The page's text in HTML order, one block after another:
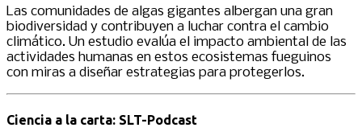
Las comunidades de algas gigantes albergan una gran
biodiversidad y contribuyen a luchar contra el cambio
climático. Un estudio evalúa el impacto ambiental de las
actividades humanas en estos ecosistemas fueguinos
con miras a diseñar estrategias para protegerlos.
Ciencia a la carta: SLT-Podcast